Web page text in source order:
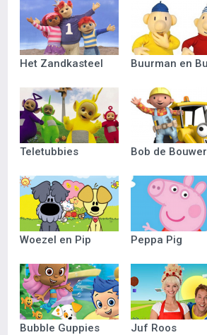
Het Zandkasteel
Teletubbies Bob de Bouwer
Woezel en Pip Peppa Pig
Bubble Guppies Juf Roos